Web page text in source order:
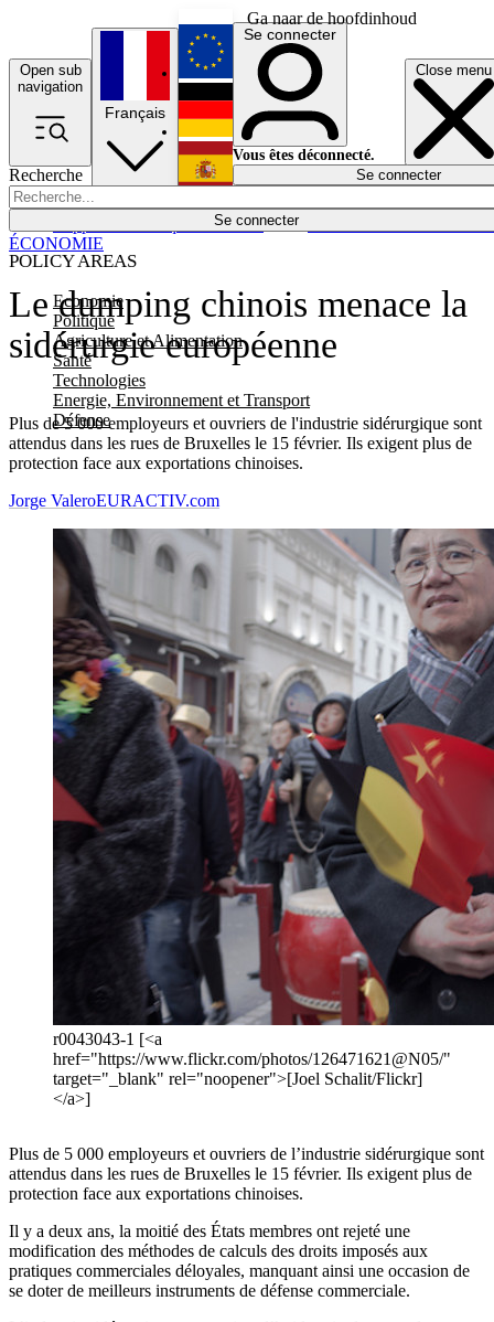
Ga naar de hoofdinhoud
Open sub
navigation
Close menu
Recherche
Se connecter
POLICY AREAS
Economie
Politique
Agriculture et Alimentation
Santé
Technologies
Energie, Environnement et Transport
Défense
Économie
Français
English
Deutsch
Español
Se connecter
Vous êtes déconnecté.
Se connecter
Le dumping chinois menace la
sidérurgie européenne
Plus de 5 000 employeurs et ouvriers de l'industrie sidérurgique sont
attendus dans les rues de Bruxelles le 15 février. Ils exigent plus de
protection face aux exportations chinoises.
ÉCONOMIE
Jorge ValeroEURACTIV.com
r0043043-1 [<a
href="https://www.flickr.com/photos/126471621@N05/"
target="_blank" rel="noopener">[Joel Schalit/Flickr]
</a>]
Plus de 5 000 employeurs et ouvriers de l’industrie sidérurgique sont
attendus dans les rues de Bruxelles le 15 février. Ils exigent plus de
protection face aux exportations chinoises.
Il y a deux ans, la moitié des États membres ont rejeté une
modification des méthodes de calculs des droits imposés aux
pratiques commerciales déloyales, manquant ainsi une occasion de
se doter de meilleurs instruments de défense commerciale.